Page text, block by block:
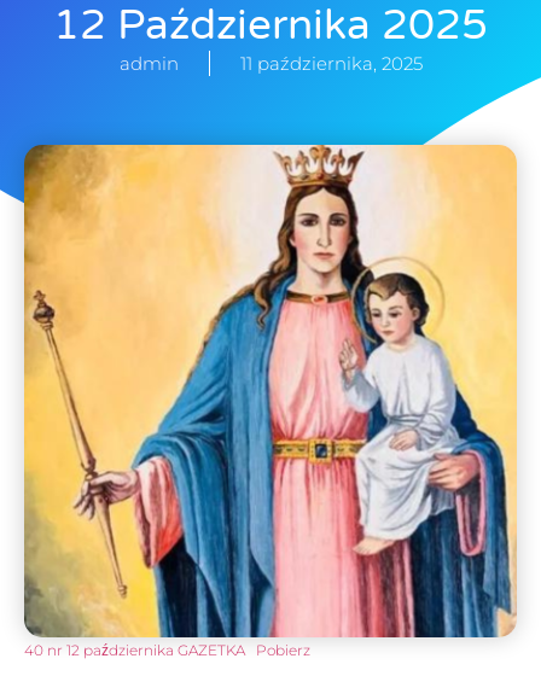
12 Października 2025
admin 11 października, 2025
40 nr 12 października GAZETKA Pobierz